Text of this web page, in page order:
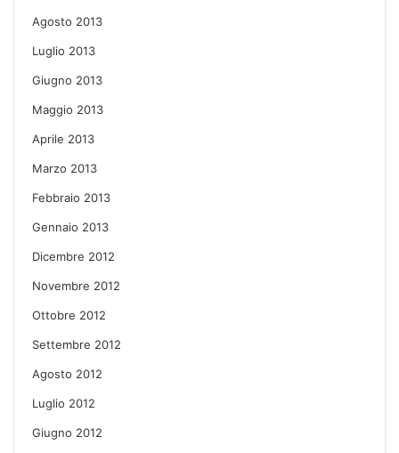
Agosto 2013
Luglio 2013
Giugno 2013
Maggio 2013
Aprile 2013
Marzo 2013
Febbraio 2013
Gennaio 2013
Dicembre 2012
Novembre 2012
Ottobre 2012
Settembre 2012
Agosto 2012
Luglio 2012
Giugno 2012